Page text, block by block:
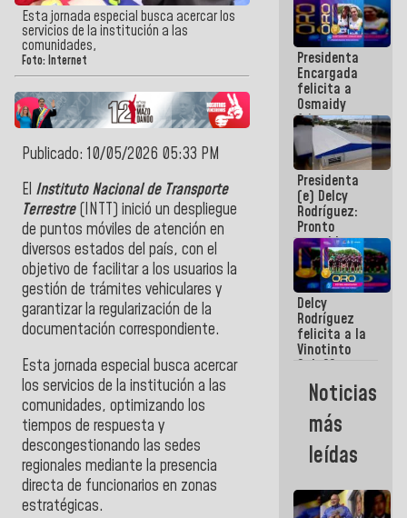
Esta jornada especial busca acercar los
servicios de la institución a las
comunidades,
Foto: Internet
Publicado: 10/05/2026 05:33 PM
​El Instituto Nacional de Transporte
Terrestre(INTT) inició un despliegue
de puntos móviles de atención en
diversos estados del país, con el
objetivo de facilitar a los usuarios la
gestión de trámites vehiculares y
garantizar la regularización de la
documentación correspondiente.
Esta jornada especial busca acercar
los servicios de la institución a las
comunidades, optimizando los
tiempos de respuesta y
descongestionando las sedes
regionales mediante la presencia
directa de funcionarios en zonas
estratégicas.
económica y
ejecución de
fondos de
emergencia
post-sismos
Presidenta
Encargada
felicita a
Osmaidy
Arias y
Giraly
Marcano por
hacer
historia en
los
Centroamericanos
Presidenta
(e) Delcy
Rodríguez:
Pronto
restableceremos
las
operaciones
en el
Aeropuerto
Internacional
de
Maiquetía
Delcy
Rodríguez
felicita a la
Vinotinto
Sub 20
campeona
frente
México Sub
23 en los
Centroamericanos
Noticias
más
leídas